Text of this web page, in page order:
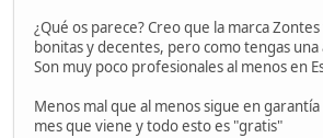
¿Qué os parece? Creo que la marca
bonitas y decentes, pero como tengas
Son muy poco profesionales al menos en
Menos mal que al menos sigue en
mes que viene y todo esto es "gratis"